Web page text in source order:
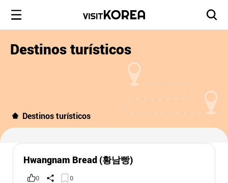
Destinos turísticos
Destinos turísticos
Hwangnam Bread (황남빵)
0 0